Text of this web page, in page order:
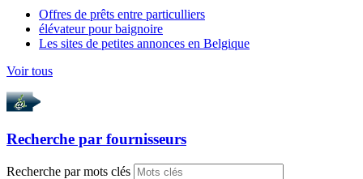
Offres de prêts entre particulliers
élévateur pour baignoire
Les sites de petites annonces en Belgique
Voir tous
Recherche par fournisseurs
Recherche par mots clés